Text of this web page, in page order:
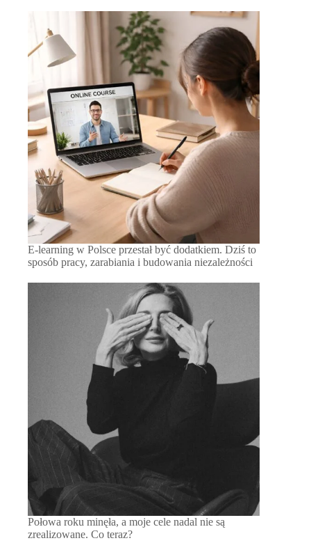
E-learning w Polsce przestał być dodatkiem. Dziś to
sposób pracy, zarabiania i budowania niezależności
Połowa roku minęła, a moje cele nadal nie są
zrealizowane. Co teraz?